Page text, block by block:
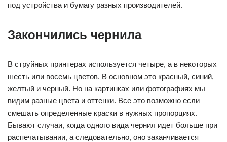
под устройства и бумагу разных производителей.
Закончились чернила
В струйных принтерах используется четыре, а в некоторых
шесть или восемь цветов. В основном это красный, синий,
желтый и черный. Но на картинках или фотографиях мы
видим разные цвета и оттенки. Все это возможно если
смешать определенные краски в нужных пропорциях.
Бывают случаи, когда одного вида чернил идет больше при
распечатывании, а следовательно, оно заканчивается